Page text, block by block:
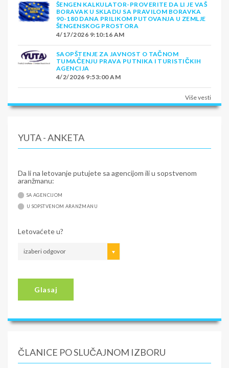
ŠENGEN KALKULATOR-PROVERITE DA LI JE VAŠ
BORAVAK U SKLADU SA PRAVILOM BORAVKA
90-180 DANA PRILIKOM PUTOVANJA U ZEMLJE
ŠENGENSKOG PROSTORA
4/17/2026 9:10:16 AM
SAOPŠTENJE ZA JAVNOST O TAČNOM
TUMAČENJU PRAVA PUTNIKA I TURISTIČKIH
AGENCIJA
4/2/2026 9:53:00 AM
Više vesti
YUTA - ANKETA
Da li na letovanje putujete sa agencijom ili u sopstvenom
aranžmanu:
SA AGENCIJOM
U SOPSTVENOM ARANŽMANU
Letovaćete u?
izaberi odgovor
Glasaj
ČLANICE PO SLUČAJNOM IZBORU